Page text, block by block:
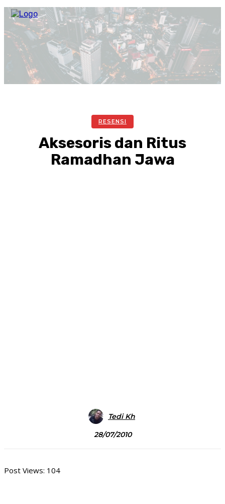
RESENSI
Aksesoris dan Ritus
Ramadhan Jawa
Tedi Kh
28/07/2010
Post Views: 104